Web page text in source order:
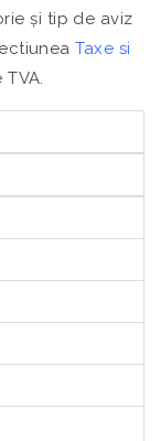
și tip de aviz
Taxe si